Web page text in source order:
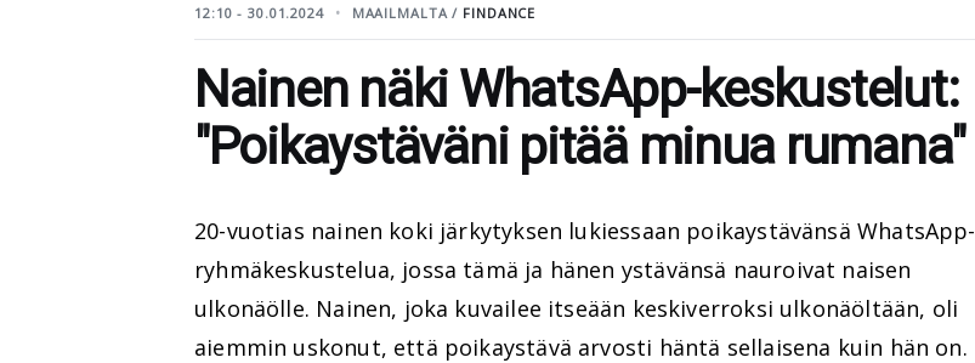
12:10 - 30.01.2024 MAAILMALTA / FINDANCE
Nainen näki WhatsApp-keskustelut:
"Poikaystäväni pitää minua rumana"
20-vuotias nainen koki järkytyksen lukiessaan poikaystävänsä WhatsApp-
ryhmäkeskustelua, jossa tämä ja hänen ystävänsä nauroivat naisen
ulkonäölle. Nainen, joka kuvailee itseään keskiverroksi ulkonäöltään, oli
aiemmin uskonut, että poikaystävä arvosti häntä sellaisena kuin hän on.